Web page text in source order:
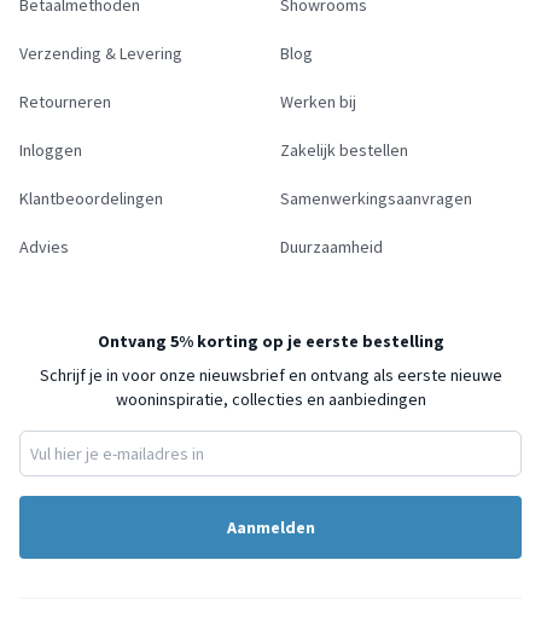
Betaalmethoden
Verzending & Levering
Retourneren
Inloggen
Klantbeoordelingen
Advies
Showrooms
Blog
Werken bij
Zakelijk bestellen
Samenwerkingsaanvragen
Duurzaamheid
Ontvang 5% korting op je eerste bestelling
Schrijf je in voor onze nieuwsbrief en ontvang als eerste nieuwe
wooninspiratie, collecties en aanbiedingen
Aanmelden